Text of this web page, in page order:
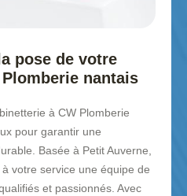
pose de votre
nantais
à CW Plomberie
pour garantir une
Basée à Petit Auverne,
votre service une équipe de
et passionnés. Avec